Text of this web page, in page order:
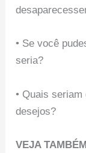
• Se você
seria?
• Quais
desejos?
VEJA